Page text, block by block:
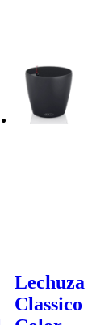
Lechuza
Classico